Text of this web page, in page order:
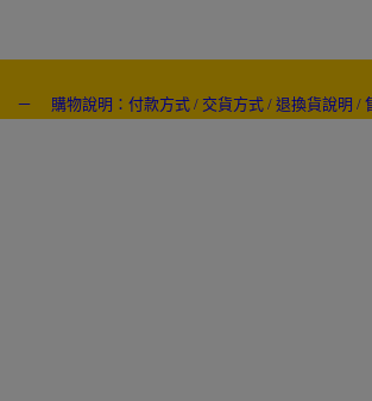
－ 購物說明：付款方式 / 交貨方式 / 退換貨說明 /